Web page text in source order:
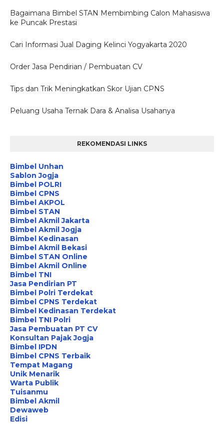
Bagaimana Bimbel STAN Membimbing Calon Mahasiswa
ke Puncak Prestasi
Cari Informasi Jual Daging Kelinci Yogyakarta 2020
Order Jasa Pendirian / Pembuatan CV
Tips dan Trik Meningkatkan Skor Ujian CPNS
Peluang Usaha Ternak Dara & Analisa Usahanya
REKOMENDASI LINKS
Bimbel Unhan
Sablon Jogja
Bimbel POLRI
Bimbel CPNS
Bimbel AKPOL
Bimbel STAN
Bimbel Akmil Jakarta
Bimbel Akmil Jogja
Bimbel Kedinasan
Bimbel Akmil Bekasi
Bimbel STAN Online
Bimbel Akmil Online
Bimbel TNI
Jasa Pendirian PT
Bimbel Polri Terdekat
Bimbel CPNS Terdekat
Bimbel Kedinasan Terdekat
Bimbel TNI Polri
Jasa Pembuatan PT CV
Konsultan Pajak Jogja
Bimbel IPDN
Bimbel CPNS Terbaik
Tempat Magang
Unik Menarik
Warta Publik
Tuisanmu
Bimbel Akmil
Dewaweb
Edisi